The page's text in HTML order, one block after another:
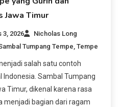
Jawa Timur
3, 2026
Nicholas Long
Tumpang Tempe,Tempe
salah satu contoh
Indonesia. Sambal Tumpang
Timur, dikenal karena rasa
menjadi bagian dari ragam